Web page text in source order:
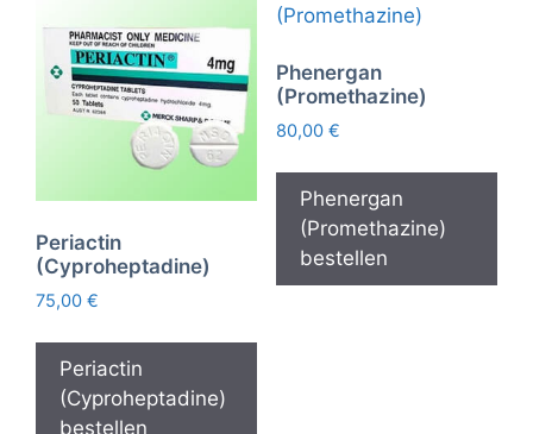
Periactin
(Cyproheptadine)
75,00 €
Periactin
(Cyproheptadine)
bestellen
Phenergan
(Promethazine)
80,00 €
Phenergan
(Promethazine)
bestellen